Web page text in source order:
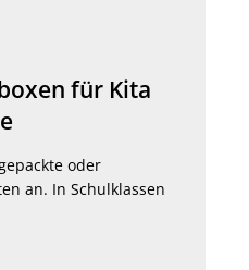
für Kita
oder
an. In Schulklassen